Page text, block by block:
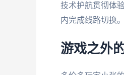
技术护航贯彻体
内完成线路切换
游戏之外